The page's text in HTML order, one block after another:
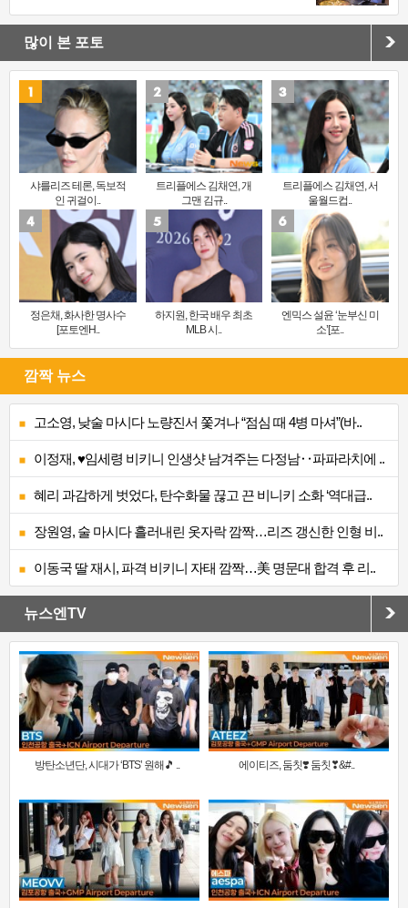
많이 본 포토
샤를리즈 테론, 독보적
인 귀걸이..
트리플에스 김채연, 개
그맨 김규..
트리플에스 김채연, 서
울월드컵..
정은채, 화사한 명사수
[포토엔H..
하지원, 한국 배우 최초
MLB 시..
엔믹스 설윤 ‘눈부신 미
소’[포..
깜짝 뉴스
고소영, 낮술 마시다 노량진서 쫓겨나 “점심 때 4병 마셔”(바..
이정재, ♥임세령 비키니 인생샷 남겨주는 다정남‥파파라치에 ..
혜리 과감하게 벗었다, 탄수화물 끊고 끈 비니키 소화 ‘역대급..
장원영, 술 마시다 흘러내린 옷자락 깜짝…리즈 갱신한 인형 비..
이동국 딸 재시, 파격 비키니 자태 깜짝…美 명문대 합격 후 리..
뉴스엔TV
방탄소년단, 시대가 ‘BTS’ 원해🎵 .. 에이티즈, 둠칫❣️ 둠칫❣&#..